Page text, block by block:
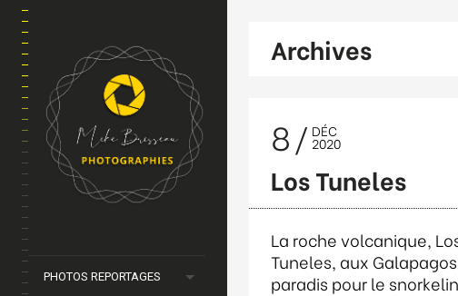
PHOTOS REPORTAGES
Archives
8 DÉC
2020
Los Tuneles
La roche volcanique,
Tuneles, aux
paradis pour le